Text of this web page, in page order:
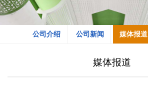
公司介绍 公司新闻 媒体报道
媒体报道